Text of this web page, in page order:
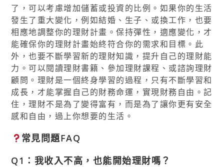
了，可以考慮增加儲蓄或投資的比例。如果你的生活
發生了重大變化，例如結婚、生子、或換工作，也要
相應地調整你的理財計畫。保持彈性，適應變化，才
能確保你的理財計畫始終符合你的需求和目標。此
外，也要不斷學習新的理財知識，提升自己的理財能
力。可以閱讀理財書籍、參加理財課程、或諮詢理財
顧問。理財是一個終身學習的過程，只有不斷學習和
成長，才能掌握自己的財務命運，實現財務自由。記
住，理財不是為了變得富有，而是為了讓你更有安全
感和自由，過上你想要的生活。
常見問題FAQ
Q1：我收入不高，也能開始理財嗎？